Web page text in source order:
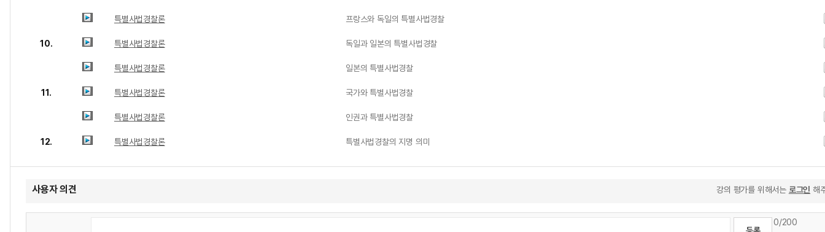
특별사법경찰론 프랑스와 독일의 특별사법경찰
10. 특별사법경찰론 독일과 일본의 특별사법경찰
특별사법경찰론 일본의 특별사법경찰
11. 특별사법경찰론 국가와 특별사법경찰
특별사법경찰론 인권과 특별사법경찰
12. 특별사법경찰론 특별사법경찰의 지명 의미
사용자 의견 강의 평가를 위해서는 로그인 해
0/200